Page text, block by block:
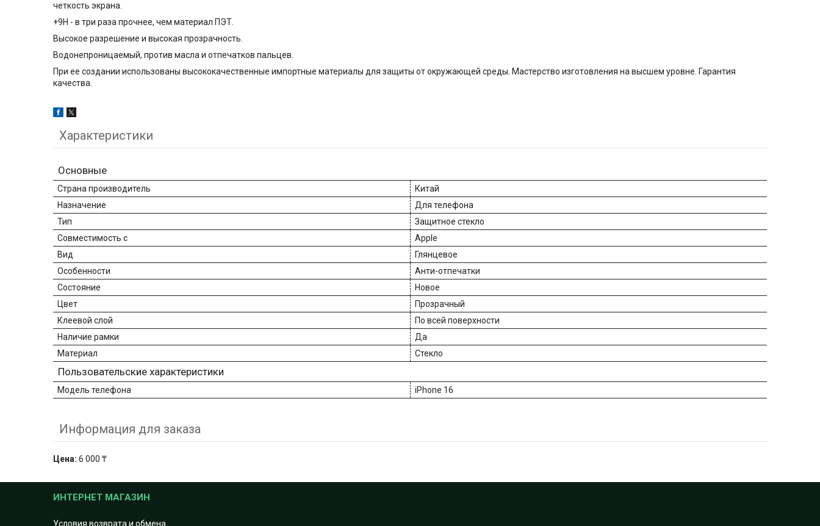
четкость экрана.
+9H - в три раза прочнее, чем материал ПЭТ.
Высокое разрешение и высокая прозрачность.
Водонепроницаемый, против масла и отпечатков пальцев.
При ее создании использованы высококачественные импортные материалы для защиты от окружающей среды. Мастерство изготовления на высшем уровне. Гарантия
качества.
Характеристики
Основные
Страна производитель
Китай
Назначение
Для телефона
Тип
Защитное стекло
Совместимость с
Apple
Вид
Глянцевое
Особенности
Анти-отпечатки
Состояние
Новое
Цвет
Прозрачный
Клеевой слой
По всей поверхности
Наличие рамки
Да
Материал
Стекло
Пользовательские характеристики
Модель телефона iPhone 16
Информация для заказа
Цена: 6 000 ₸
ИНТЕРНЕТ МАГАЗИН
Условия возврата и обмена